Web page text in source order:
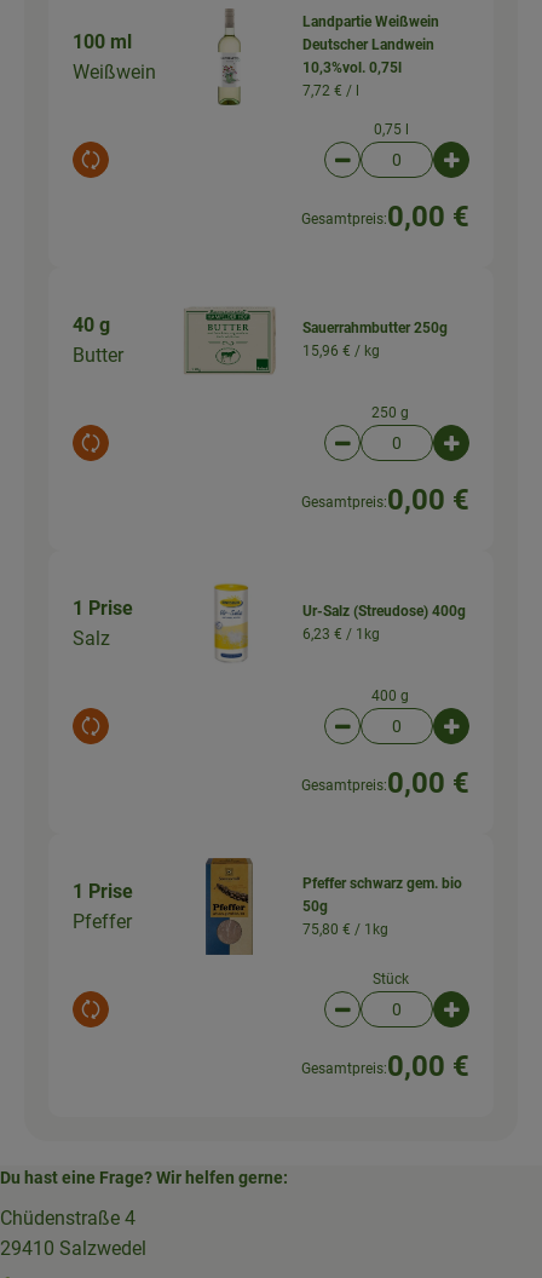
100 ml
Weißwein
Auswahl ändern
Landpartie Weißwein
Deutscher Landwein
10,3%vol. 0,75l
7,72 € /
0,75 l
Artikelanzahl
Gesamtpreis:0,00 €
40 g
Butter
Auswahl ändern
Sauerrahmbutter 250g
15,96 € / kg
250 g
Artikelanzahl
Gesamtpreis:0,00 €
1 Prise
Salz
Auswahl ändern
Ur-Salz (Streudose) 400g
6,23 € / 1kg
400 g
Artikelanzahl
Gesamtpreis:0,00 €
1 Prise
Pfeffer
Auswahl ändern
Pfeffer schwarz gem. bio
50g
75,80 € / 1kg
Stück
Artikelanzahl
Gesamtpreis:0,00 €
Du hast eine Frage? Wir helfen gerne:
Chüdenstraße 4
29410 Salzwedel